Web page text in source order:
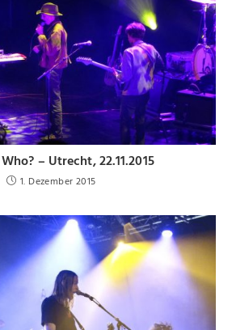
– Utrecht, 22.11.2015
1. Dezember 2015